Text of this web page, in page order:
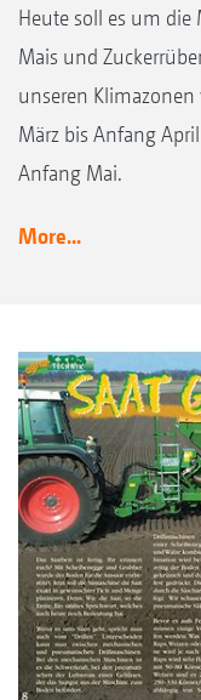
Heute soll es um
Mais und
unseren
März bis Anfang
Anfang Mai.
More...